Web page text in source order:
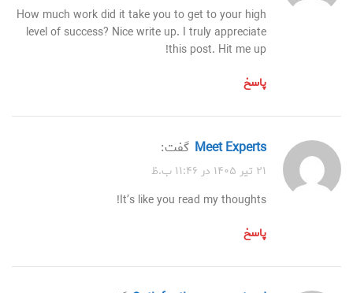
How much work did it take you to get to your high
level of success? Nice write up. I truly appreciate
this post. Hit me up!
پاسخ
Meet Experts گفت:
۲۱ تیر ۱۴۰۵ در ۱۱:۴۶ ب.ظ
It’s like you read my thoughts!
پاسخ